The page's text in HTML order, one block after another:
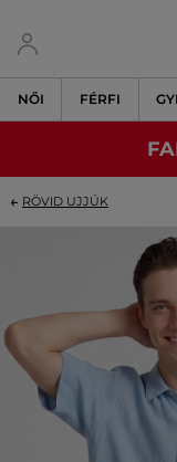
NŐI FÉRFI
RÖVID UJJÚK